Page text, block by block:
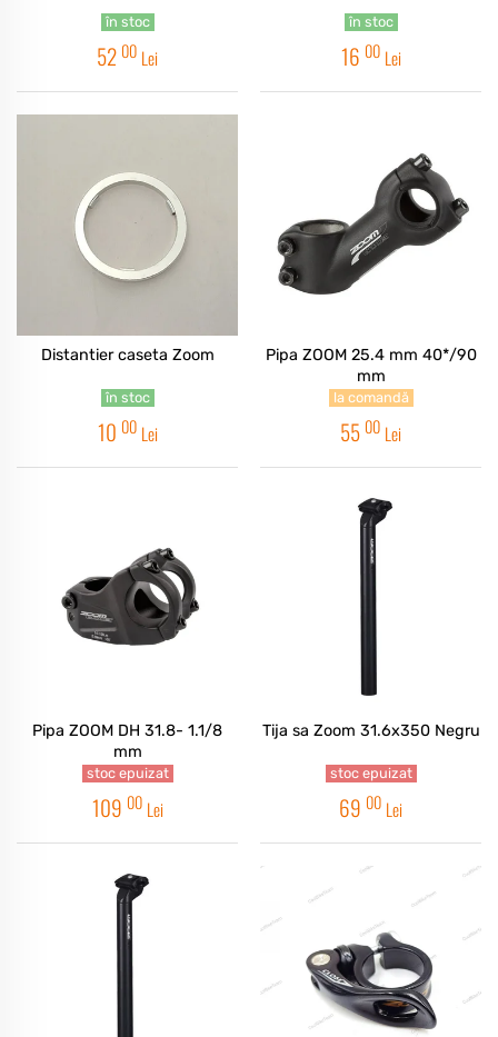
în stoc
52 00 Lei
în stoc
16 00 Lei
Distantier caseta Zoom
în stoc
10 00 Lei
Pipa ZOOM 25.4 mm 40*/90
mm
la comandă
55 00 Lei
Pipa ZOOM DH 31.8- 1.1/8
mm
stoc epuizat
109 00 Lei
Tija sa Zoom 31.6x350 Negru
stoc epuizat
69 00 Lei